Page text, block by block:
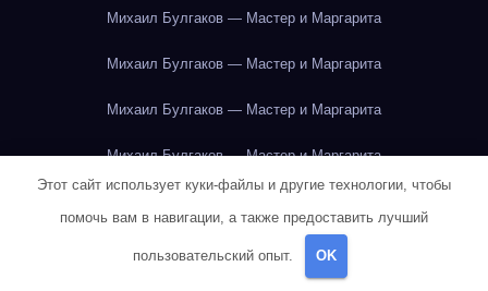
Михаил Булгаков — Мастер и Маргарита
Михаил Булгаков — Мастер и Маргарита
Михаил Булгаков — Мастер и Маргарита
Михаил Булгаков — Мастер и Маргарита
Михаил Булгаков — Мастер и Маргарита
Этот сайт использует куки-файлы и другие технологии, чтобы
помочь вам в навигации, а также предоставить лучший
пользовательский опыт. OK